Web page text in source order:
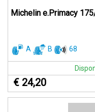
Michelin e.Primacy
A B 68
€ 24,20